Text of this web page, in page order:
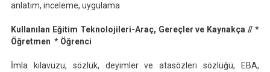
anlatım, inceleme, uygulama
Kullanılan Eğitim Teknolojileri-Araç, Gereçler ve Kaynakça // *
Öğretmen * Öğrenci
İmla kılavuzu, sözlük, deyimler ve atasözleri sözlüğü, EBA,